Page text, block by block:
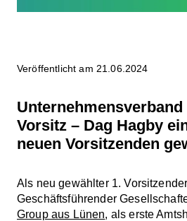
Veröffentlicht am 21.06.2024
Vorsitz – Dag Hagby
neuen Vorsitzenden
Als neu gewählter 1.
Geschäftsführender
Group aus Lünen, als erste